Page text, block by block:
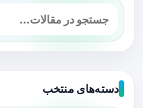
دسته‌های منتخب